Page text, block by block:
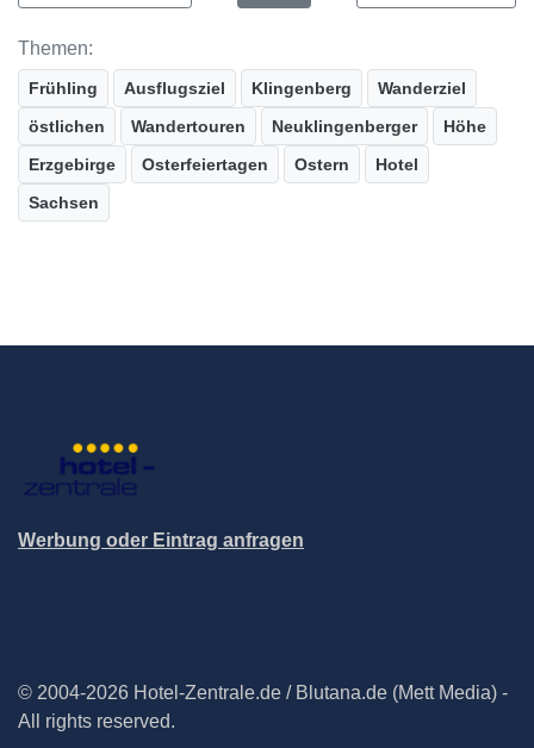
Themen:
Frühling Ausflugsziel Klingenberg
Wanderziel
östlichen
Wandertouren Neuklingenberger
Höhe
Erzgebirge
Osterfeiertagen Ostern
Hotel
Sachsen
Werbung oder Eintrag anfragen
© 2004-2026 Hotel-Zentrale.de / Blutana.de (Mett Media) -
All rights reserved.